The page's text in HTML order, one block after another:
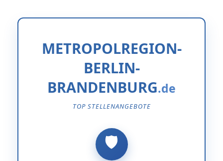
METROPOLREGION-
BERLIN-
BRANDENBURG
TOP STELLENANGEBOTE